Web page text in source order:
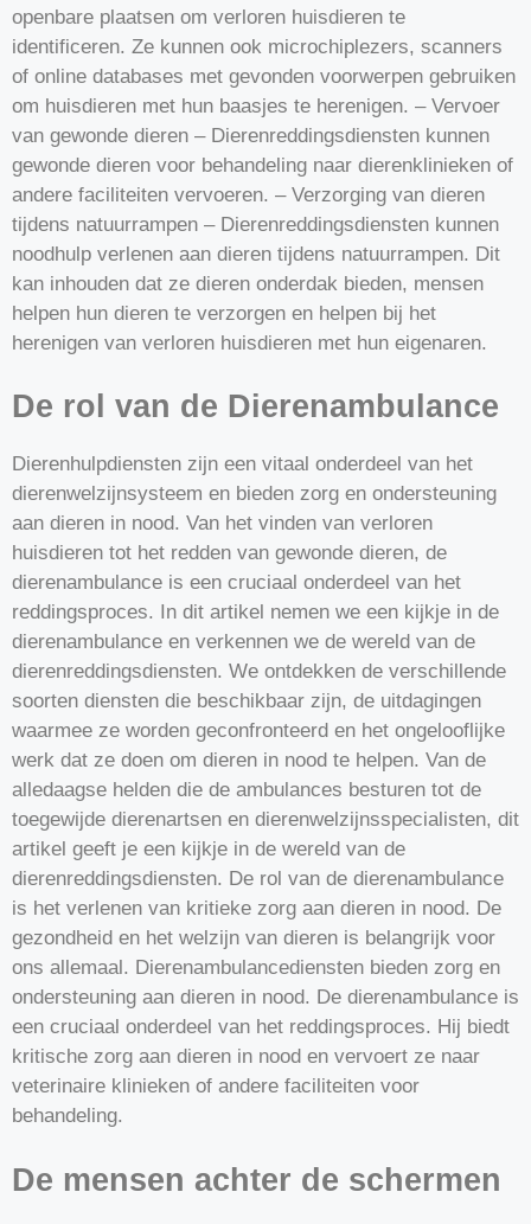
openbare plaatsen om verloren huisdieren te
identificeren. Ze kunnen ook microchiplezers, scanners
of online databases met gevonden voorwerpen gebruiken
om huisdieren met hun baasjes te herenigen. – Vervoer
van gewonde dieren – Dierenreddingsdiensten kunnen
gewonde dieren voor behandeling naar dierenklinieken of
andere faciliteiten vervoeren. – Verzorging van dieren
tijdens natuurrampen – Dierenreddingsdiensten kunnen
noodhulp verlenen aan dieren tijdens natuurrampen. Dit
kan inhouden dat ze dieren onderdak bieden, mensen
helpen hun dieren te verzorgen en helpen bij het
herenigen van verloren huisdieren met hun eigenaren.
De rol van de Dierenambulance
Dierenhulpdiensten zijn een vitaal onderdeel van het
dierenwelzijnsysteem en bieden zorg en ondersteuning
aan dieren in nood. Van het vinden van verloren
huisdieren tot het redden van gewonde dieren, de
dierenambulance is een cruciaal onderdeel van het
reddingsproces. In dit artikel nemen we een kijkje in de
dierenambulance en verkennen we de wereld van de
dierenreddingsdiensten. We ontdekken de verschillende
soorten diensten die beschikbaar zijn, de uitdagingen
waarmee ze worden geconfronteerd en het ongelooflijke
werk dat ze doen om dieren in nood te helpen. Van de
alledaagse helden die de ambulances besturen tot de
toegewijde dierenartsen en dierenwelzijnsspecialisten, dit
artikel geeft je een kijkje in de wereld van de
dierenreddingsdiensten. De rol van de dierenambulance
is het verlenen van kritieke zorg aan dieren in nood. De
gezondheid en het welzijn van dieren is belangrijk voor
ons allemaal. Dierenambulancediensten bieden zorg en
ondersteuning aan dieren in nood. De dierenambulance is
een cruciaal onderdeel van het reddingsproces. Hij biedt
kritische zorg aan dieren in nood en vervoert ze naar
veterinaire klinieken of andere faciliteiten voor
behandeling.
De mensen achter de schermen